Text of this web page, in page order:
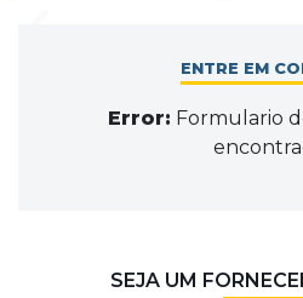
ENTRE EM
Error: Formulario
SEJA UM